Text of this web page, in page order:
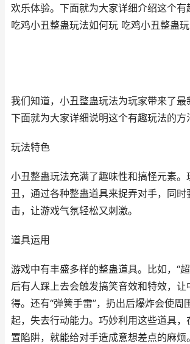
欢乐体验。下面就为大家详细介绍这个有
吃鸡小丑整蛊玩法如何玩 吃鸡小丑整蛊
我们知道，小丑整蛊玩法为玩家带来了最
下面就为大家详细说明这个有趣玩法的方
玩法特色
小丑整蛊玩法充满了趣味性和搞怪元素。
丑，通过各种整蛊道具来捉弄对手，同时
击，让游戏气氛轻松又刺激。
道具运用
游戏中有丰盛多样的整蛊道具。比如，“
后有人踩上去会触发搞笑音效和特效，让
得。还有“弹簧手雷”，扔出后爆炸会使周
起，失去行动能力。巧妙利用这些道具，
置陷阱，就能给对手造成意想差点的麻烦。